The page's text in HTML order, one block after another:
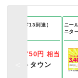
ワールド13到達）
750円 相当
ポイントタウン
ニー
ニタ